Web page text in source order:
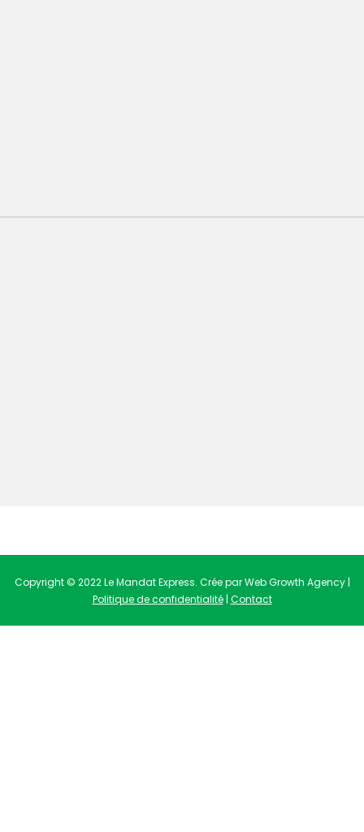
Copyright © 2022 Le Mandat Express. Crée par Web Growth Agency |
Politique de confidentialité| Contact